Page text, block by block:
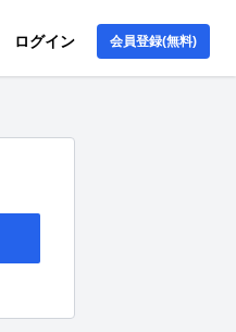
ログイン 会員登録(無料)